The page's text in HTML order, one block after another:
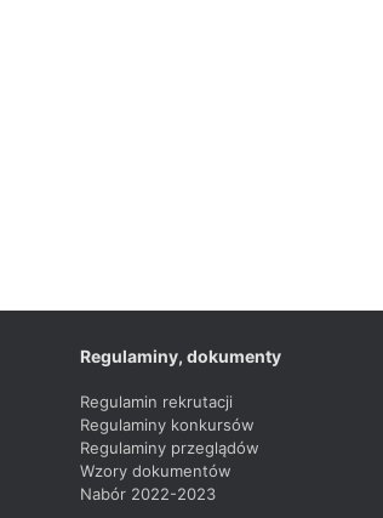
Regulaminy, dokumenty
Regulamin rekrutacji
Regulaminy konkursów
Regulaminy przeglądów
Wzory dokumentów
Nabór 2022-2023